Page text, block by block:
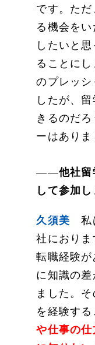
です。ただ
る機会を
したいと
ることに
のプレッ
したが、
きるのだ
ーはありま
――他社
して参加
久須美 私
社におり
転職経験
に知識の
ました。
を経験する
や仕事の